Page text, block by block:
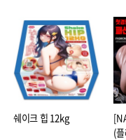
점
쉐이크 힙 12kg
(